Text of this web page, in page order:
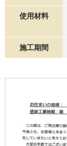
使用材料
施工期間